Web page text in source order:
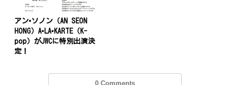
アン•ソノン（AN SEON
HONG）A•LA•KARTE（K-
pop）がJWCに特別出演決
定！
0 Comments